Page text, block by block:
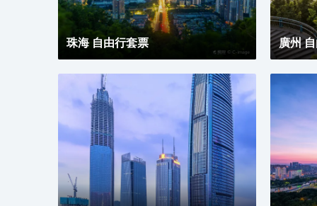
珠海 自由行套票 廣州